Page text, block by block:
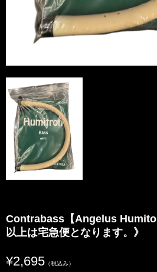
Contrabass【Angelus
以上は宅急便となります。》
¥2,695 （税込み）